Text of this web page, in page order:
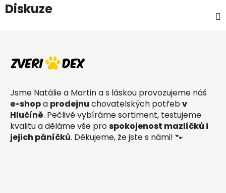
Diskuze
Jsme Natálie a Martin a s láskou provozujeme náš
e-shopa prodejnu chovatelských potřebv
Hlučíně. Pečlivě vybíráme sortiment, testujeme
kvalitu a děláme vše prospokojenost mazlíčků i
jejich páníčků. Děkujeme, že jste s námi! 🐾